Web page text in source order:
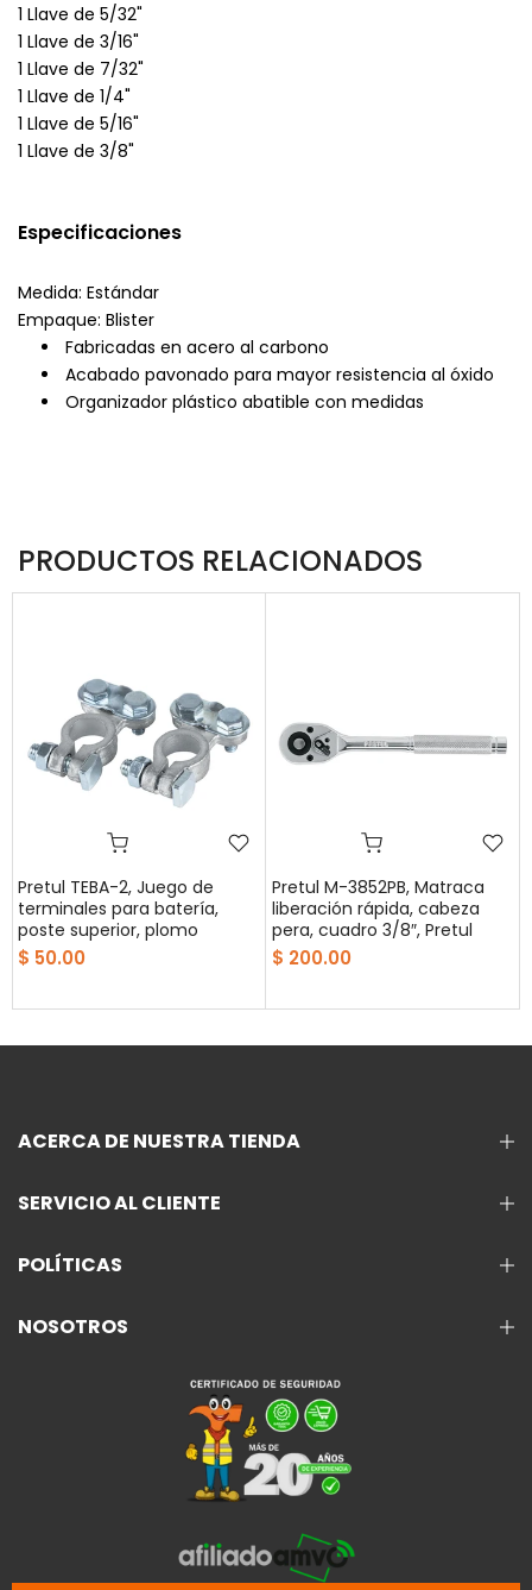
1 Llave de 5/32"
1 Llave de 3/16"
1 Llave de 7/32"
1 Llave de 1/4"
1 Llave de 5/16"
1 Llave de 3/8"
Especificaciones
Medida: Estándar
Empaque: Blister
Fabricadas en acero al carbono
Acabado pavonado para mayor resistencia al óxido
Organizador plástico abatible con medidas
PRODUCTOS RELACIONADOS
Pretul TEBA-2, Juego de
terminales para batería,
poste superior, plomo
$ 50.00
Pretul M-3852PB, Matraca
liberación rápida, cabeza
pera, cuadro 3/8″, Pretul
$ 200.00
ACERCA DE NUESTRA TIENDA
SERVICIO AL CLIENTE
POLÍTICAS
NOSOTROS